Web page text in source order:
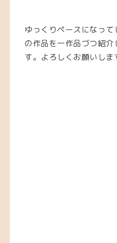
ゆっくりペースになっ
の作品を一作品づつ紹
す。よろしくお願いしま